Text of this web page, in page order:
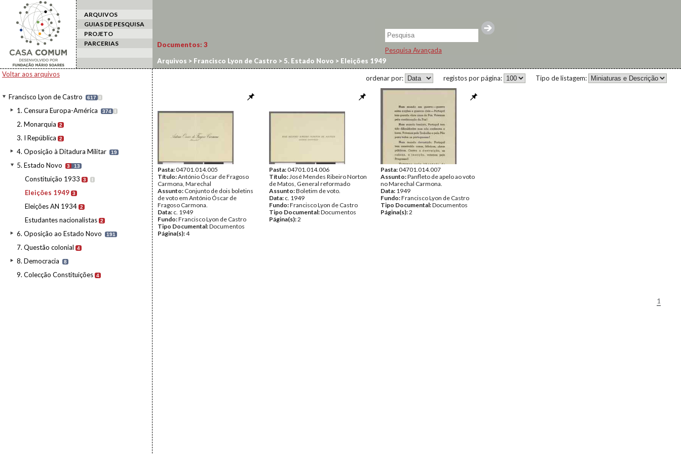
ARQUIVOS
GUIAS DE PESQUISA
PROJETO
PARCERIAS
Pesquisa Avançada
Voltar aos arquivos
Francisco Lyon de Castro 617 I
1. Censura Europa-América 374 I
2. Monarquia 2
3. I República 2
4. Oposição à Ditadura Militar 19
5. Estado Novo 3 13
Constituição 1933 3 I
Eleições 1949 3
Eleições AN 1934 2
Estudantes nacionalistas 2
6. Oposição ao Estado Novo 191
7. Questão colonial 4
8. Democracia 8
9. Colecção Constituições 4
Documentos: 3
Arquivos > Francisco Lyon de Castro > 5. Estado Novo > Eleições 1949
Tipo de listagem:
registos por página:
ordenar por:
Pasta:04701.014.005
Título:António Óscar de Fragoso
Carmona, Marechal
Assunto: Conjunto de dois boletins
de voto em António Óscar de
Fragoso Carmona.
Data: c. 1949
Fundo:Francisco Lyon de Castro
Tipo Documental:Documentos
Página(s):4
Pasta:04701.014.006
Título:José Mendes Ribeiro Norton
de Matos, General reformado
Assunto:Boletim de voto.
Data: c. 1949
Fundo:Francisco Lyon de Castro
Tipo Documental:Documentos
Página(s):2
Pasta:04701.014.007
Assunto:Panfleto de apelo ao voto
no Marechal Carmona.
Data: 1949
Fundo:Francisco Lyon de Castro
Tipo Documental:Documentos
Página(s):2
1